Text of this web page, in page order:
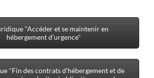
"Accéder et se maintenir en
hébergement d'urgence"
"Fin des contrats d'hébergement et de